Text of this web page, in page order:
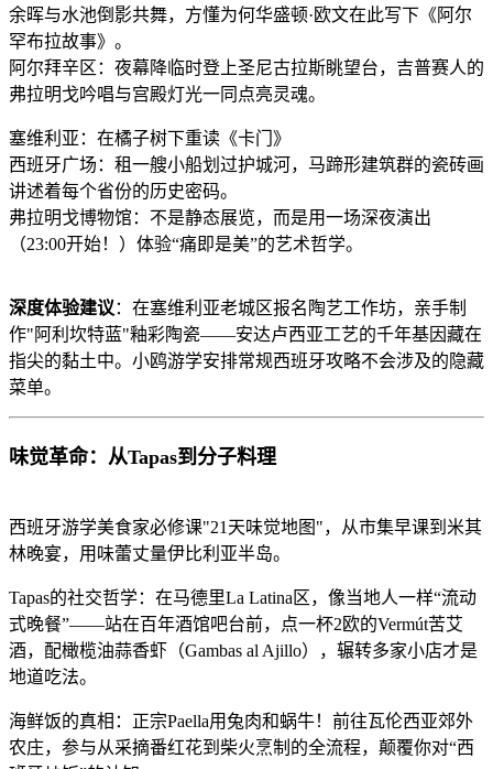
余晖与水池倒影共舞，方懂为何华盛顿·欧文在此写下《阿尔
罕布拉故事》。
阿尔拜辛区：夜幕降临时登上圣尼古拉斯眺望台，吉普赛人的
弗拉明戈吟唱与宫殿灯光一同点亮灵魂。
塞维利亚：在橘子树下重读《卡门》
西班牙广场：租一艘小船划过护城河，马蹄形建筑群的瓷砖画
讲述着每个省份的历史密码。
弗拉明戈博物馆：不是静态展览，而是用一场深夜演出
（23:00开始！）体验“痛即是美”的艺术哲学。
深度体验建议 ：在塞维利亚老城区报名陶艺工作坊，亲手制
作"阿利坎特蓝"釉彩陶瓷——安达卢西亚工艺的千年基因藏在
指尖的黏土中。小鸥游学安排常规西班牙攻略不会涉及的隐藏
菜单。
味觉革命：从Tapas到分子料理
西班牙游学美食家必修课"21天味觉地图"，从市集早课到米其
林晚宴，用味蕾丈量伊比利亚半岛。
Tapas的社交哲学：在马德里La Latina区，像当地人一样“流动
式晚餐”——站在百年酒馆吧台前，点一杯2欧的Vermút苦艾
酒，配橄榄油蒜香虾（Gambas al Ajillo），辗转多家小店才是
地道吃法。
海鲜饭的真相：正宗Paella用兔肉和蜗牛！前往瓦伦西亚郊外
农庄，参与从采摘番红花到柴火烹制的全流程，颠覆你对“西